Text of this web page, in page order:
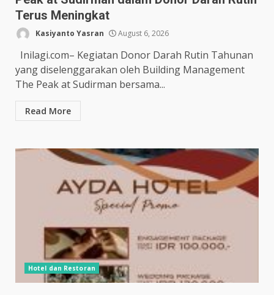
Terus Meningkat
Kasiyanto Yasran August 6, 2026
Inilagi.com– Kegiatan Donor Darah Rutin Tahunan
yang diselenggarakan oleh Building Management
The Peak at Sudirman bersama...
Read More
Hotel dan Restoran